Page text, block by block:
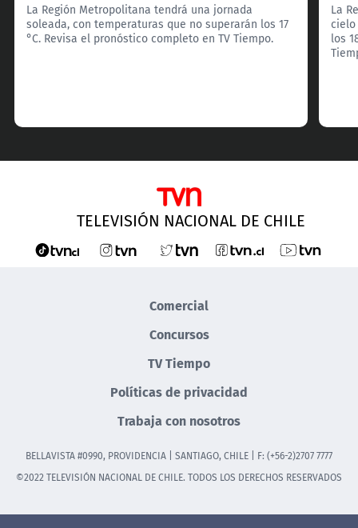
La Región Metropolitana tendrá una jornada
soleada, con temperaturas que no superarán los 17
°C. Revisa el pronóstico completo en TV Tiempo.
La
cielo
los
TELEVISIÓN NACIONAL DE CHILE
Comercial
Concursos
TV Tiempo
Políticas de privacidad
Trabaja con nosotros
BELLAVISTA #0990, PROVIDENCIA | SANTIAGO, CHILE | F: (+56-2)2707 7777
©2022 TELEVISIÓN NACIONAL DE CHILE. TODOS LOS DERECHOS RESERVADOS